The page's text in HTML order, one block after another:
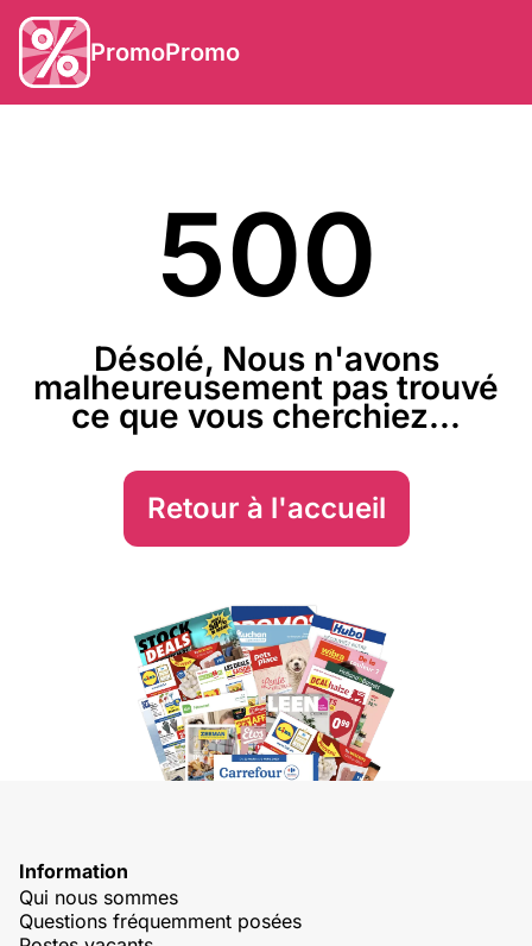
PromoPromo
500
Désolé, Nous n'avons
malheureusement pas trouvé
ce que vous cherchiez...
Retour à l'accueil
Information
Qui nous sommes
Questions fréquemment posées